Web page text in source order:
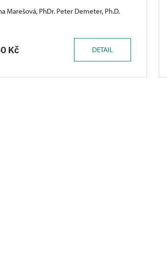
Marešová, PhDr. Peter Demeter, Ph.D.
Kč DETAIL